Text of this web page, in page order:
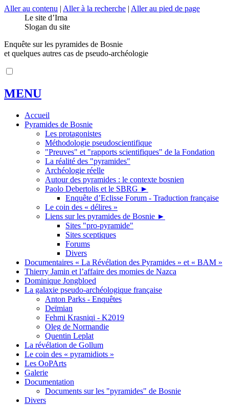
Aller au contenu | Aller à la recherche | Aller au pied de page
Le site d’Irna
Slogan du site
Enquête sur les pyramides de Bosnie
et quelques autres cas de pseudo-archéologie
MENU
Accueil
Pyramides de Bosnie
Les protagonistes
Méthodologie pseudoscientifique
"Preuves" et "rapports scientifiques" de la Fondation
La réalité des "pyramides"
Archéologie réelle
Autour des pyramides : le contexte bosnien
Paolo Debertolis et le SBRG ►
Enquête d’Eclisse Forum - Traduction française
Le coin des « délires »
Liens sur les pyramides de Bosnie ►
Sites "pro-pyramide"
Sites sceptiques
Forums
Divers
Documentaires « La Révélation des Pyramides » et « BAM »
Thierry Jamin et l’affaire des momies de Nazca
Dominique Jongbloed
La galaxie pseudo-archéologique française
Anton Parks - Enquêtes
Deïmian
Fehmi Krasniqi - K2019
Oleg de Normandie
Quentin Leplat
La révélation de Gollum
Le coin des « pyramidiots »
Les OoPArts
Galerie
Documentation
Documents sur les "pyramides" de Bosnie
Divers